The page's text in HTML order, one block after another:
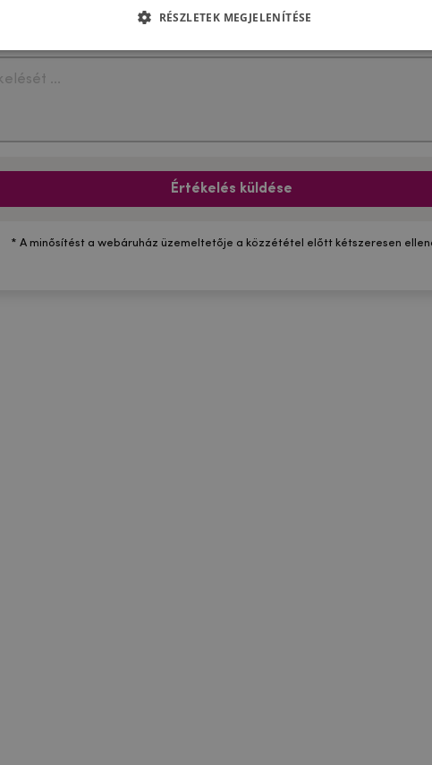
Értékelés küldése
* A minősítést a webáruház üzemeltetője a közzététel előtt kétszeresen
RÉSZLETEK MEGJELENÍTÉSE